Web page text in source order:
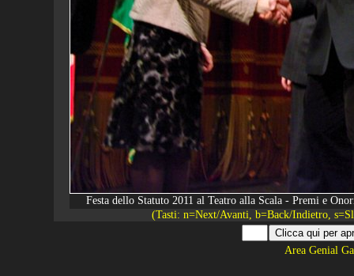
Festa dello Statuto 2011 al Teatro alla Scala - Premi e
(Tasti: n=Next/Avanti, b=Back/Indietro,
Area Genial